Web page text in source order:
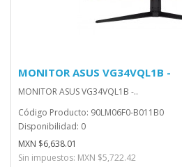
MONITOR ASUS VG34VQL1B -
MONITOR ASUS VG34VQL1B -..
Código Producto: 90LM06F0-B011B0
Disponibilidad: 0
MXN $6,638.01
Sin impuestos: MXN $5,722.42